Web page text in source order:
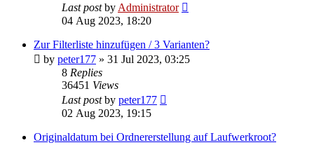
Last postby Administrator
04 Aug 2023, 18:20
Zur Filterliste hinzufügen / 3 Varianten?
by peter177 » 31 Jul 2023, 03:25
8 Replies
36451 Views
Last postby peter177
02 Aug 2023, 19:15
Originaldatum bei Ordnererstellung auf Laufwerkroot?